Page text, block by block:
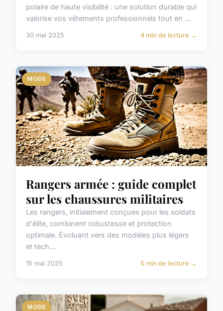
polaire de haute visibilité : une solution durable qui
valorise vos vêtements professionnels tout en ...
30 mai 2025 4 min de lecture →
MODE
Rangers armée : guide complet
sur les chaussures militaires
Les rangers, initialement conçues pour les soldats
d'élite, combinent robustesse et protection
optimale. Évoluant vers des modèles plus légers
et tech...
15 mai 2025 5 min de lecture →
MODE